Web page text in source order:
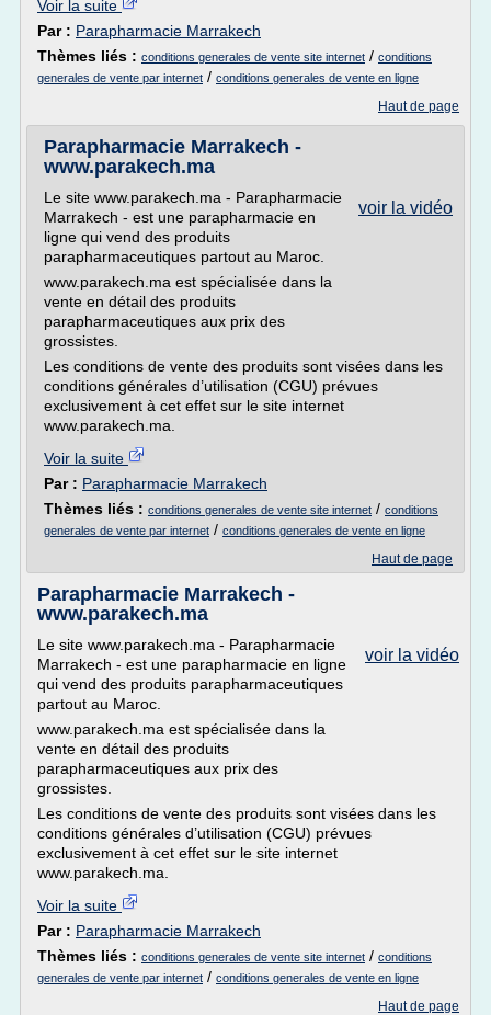
Voir la suite
Par : Parapharmacie Marrakech
Thèmes liés : conditions generales de vente site internet / conditions
generales de vente par internet / conditions generales de vente en ligne
Haut de page
Parapharmacie Marrakech -
www.parakech.ma
voir la vidéo
Le site www.parakech.ma - Parapharmacie
Marrakech - est une parapharmacie en
ligne qui vend des produits
parapharmaceutiques partout au Maroc.
www.parakech.ma est spécialisée dans la
vente en détail des produits
parapharmaceutiques aux prix des
grossistes.
Les conditions de vente des produits sont visées dans les
conditions générales d’utilisation (CGU) prévues
exclusivement à cet effet sur le site internet
www.parakech.ma.
Voir la suite
Par : Parapharmacie Marrakech
Thèmes liés : conditions generales de vente site internet / conditions
generales de vente par internet / conditions generales de vente en ligne
Haut de page
Parapharmacie Marrakech -
www.parakech.ma
voir la vidéo
Le site www.parakech.ma - Parapharmacie
Marrakech - est une parapharmacie en ligne
qui vend des produits parapharmaceutiques
partout au Maroc.
www.parakech.ma est spécialisée dans la
vente en détail des produits
parapharmaceutiques aux prix des
grossistes.
Les conditions de vente des produits sont visées dans les
conditions générales d’utilisation (CGU) prévues
exclusivement à cet effet sur le site internet
www.parakech.ma.
Voir la suite
Par : Parapharmacie Marrakech
Thèmes liés : conditions generales de vente site internet / conditions
generales de vente par internet / conditions generales de vente en ligne
Haut de page